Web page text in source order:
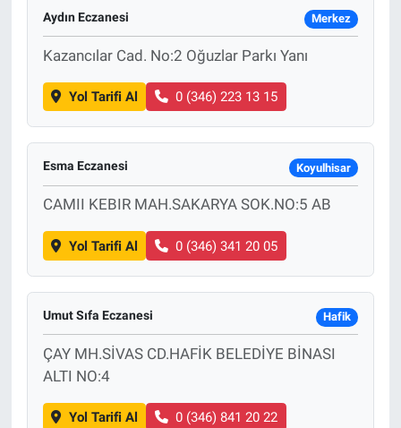
Aydın Eczanesi Merkez
Kazancılar Cad. No:2 Oğuzlar Parkı Yanı
Yol Tarifi Al 0 (346) 223 13 15
Esma Eczanesi Koyulhisar
CAMII KEBIR MAH.SAKARYA SOK.NO:5 AB
Yol Tarifi Al 0 (346) 341 20 05
Umut Sıfa Eczanesi Hafik
ÇAY MH.SİVAS CD.HAFİK BELEDİYE BİNASI
ALTI NO:4
Yol Tarifi Al 0 (346) 841 20 22